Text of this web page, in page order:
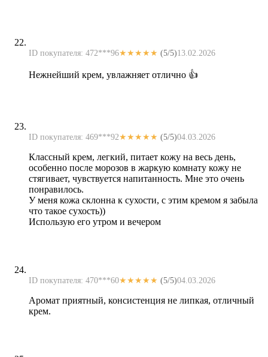
ID покупателя: 472***96★★★★★ (5/5)13.02.2026
Нежнейший крем, увлажняет отлично 👍
ID покупателя: 469***92★★★★★ (5/5)04.03.2026
Классный крем, легкий, питает кожу на весь день,
особенно после морозов в жаркую комнату кожу не
стягивает, чувствуется напитанность. Мне это очень
понравилось.
У меня кожа склонна к сухости, с этим кремом я забыла
что такое сухость))
Использую его утром и вечером
ID покупателя: 470***60★★★★★ (5/5)04.03.2026
Аромат приятный, консистенция не липкая, отличный
крем.